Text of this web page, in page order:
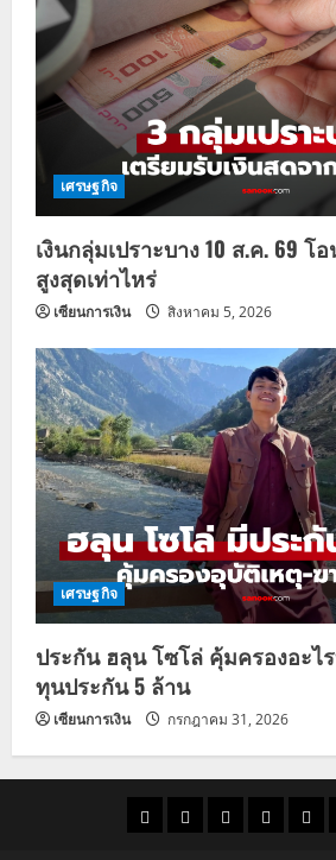
เศรษฐกิจ
เงินกลุ่มเปราะบาง 10 ส.ค. 69 โ
สูงสุดเท่าไหร่
เซียนการเงิน สิงหาคม 5, 2026
เศรษฐกิจ
ประกัน ฮลุน โซโล่ คุ้มครองอะไ
ทุนประกัน 5 ล้าน
เซียนการเงิน กรกฎาคม 31, 2026
ราคาแนว
ข่าว
ข่าว
ดูด